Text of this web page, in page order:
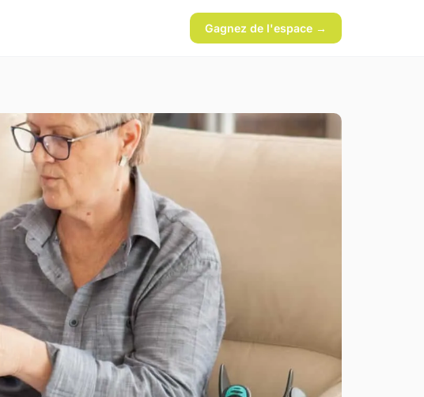
Gagnez de l'espace →